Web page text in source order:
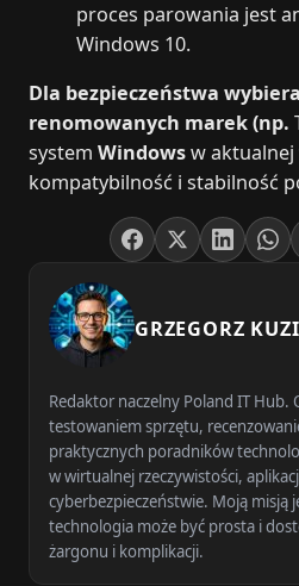
proces parowania jest
Windows 10.
Dla bezpieczeństwa
renomowanych marek (np.
system Windowsw aktualnej
kompatybilność i stabilność
GRZEGORZ
Redaktor naczelny Poland IT Hub.
testowaniem sprzętu,
praktycznych poradników
w wirtualnej rzeczywistości,
cyberbezpieczeństwie. Moją misją
technologia może być prosta i
żargonu i komplikacji.